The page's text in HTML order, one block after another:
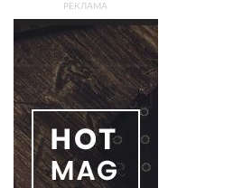
РЕКЛАМА